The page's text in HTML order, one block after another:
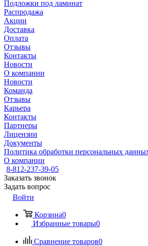
Подложки под ламинат
Распродажа
Акции
Доставка
Оплата
Отзывы
Контакты
Новости
О компании
Новости
Команда
Отзывы
Карьера
Контакты
Партнеры
Лицензии
Документы
Политика обработки персональных
О компании
8-812-237-39-05
Заказать звонок
Задать вопрос
Войти
Корзина0
Избранные товары0
Сравнение товаров0